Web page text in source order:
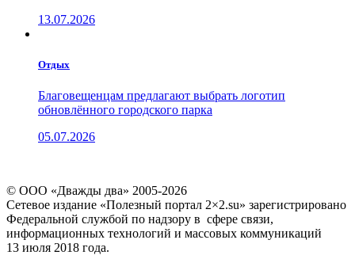
13.07.2026
Отдых
Благовещенцам предлагают выбрать логотип
обновлённого городского парка
05.07.2026
© ООО «Дважды два» 2005-2026
Сетевое издание «Полезный портал 2×2.su» зарегистрировано
Федеральной службой по надзору в сфере связи,
информационных технологий и массовых коммуникаций
13 июля 2018 года.